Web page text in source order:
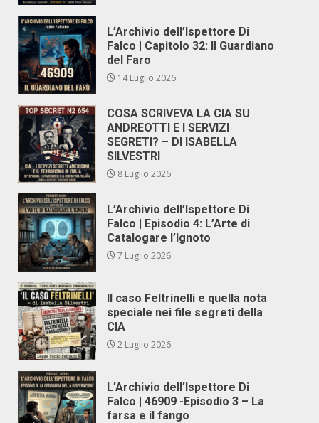
L’Archivio dell’Ispettore Di
Falco | Capitolo 32: Il Guardiano
del Faro
14 Luglio 2026
COSA SCRIVEVA LA CIA SU
ANDREOTTI E I SERVIZI
SEGRETI? – DI ISABELLA
SILVESTRI
8 Luglio 2026
L’Archivio dell’Ispettore Di
Falco | Episodio 4: L’Arte di
Catalogare l’Ignoto
7 Luglio 2026
Il caso Feltrinelli e quella nota
speciale nei file segreti della
CIA
2 Luglio 2026
L’Archivio dell’Ispettore Di
Falco | 46909 -Episodio 3 – La
farsa e il fango